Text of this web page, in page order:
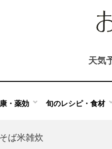
天気
・薬効 旬のレシピ・食材
そば米雑炊